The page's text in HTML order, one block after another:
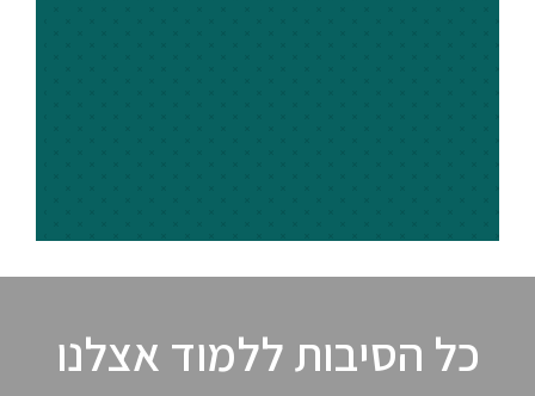
כל הסיבות ללמוד אצלנו